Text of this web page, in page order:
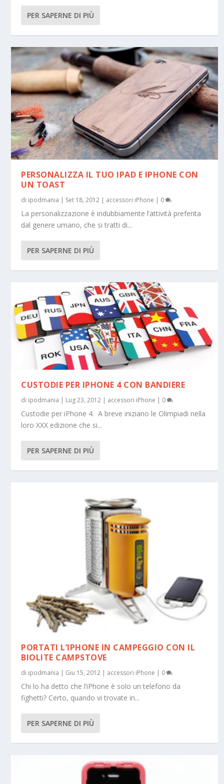
PER SAPERNE DI PIÙ
PERSONALIZZA IL TUO IPAD E IPHONE CON
UN TOAST
di ipodmania | Set 18, 2012 | accessori iPhone | 0
La personalizzazione è indubbiamente l’attività preferita
dal genere umano, che si tratti di...
PER SAPERNE DI PIÙ
CUSTODIE PER IPHONE 4 CON BANDIERE
di ipodmania | Lug 23, 2012 | accessori iPhone | 0
Custodie per iPhone 4. A breve iniziano le Olimpiadi nella
loro XXX edizione che si...
PER SAPERNE DI PIÙ
PORTATI L’IPHONE IN CAMPEGGIO CON IL
BIOLITE CAMPSTOVE
di ipodmania | Giu 15, 2012 | accessori iPhone | 0
Chi lo ha detto che l’iPhone è solo un telefono da
fighetti? Certo, quando vi trovate in...
PER SAPERNE DI PIÙ